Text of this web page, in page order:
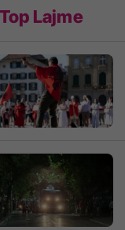
Top Lajme